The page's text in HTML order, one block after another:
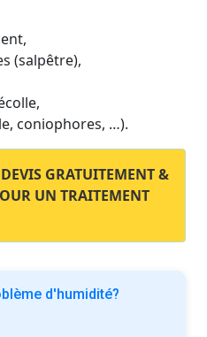
(salpêtre),
coniophores, …).
GRATUITEMENT &
UN TRAITEMENT
d'humidité?